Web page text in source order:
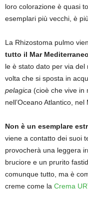
loro colorazione è quasi
esemplari più vecchi, è
La Rhizostoma pulmo
tutto il Mar Mediterraneo
le è stato dato per via
volta che si sposta in
pelagica (cioè che vive in
nell’Oceano Atlantico,
Non è un esemplare
viene a contatto dei suoi
provocherà una leggera
bruciore e un prurito
comunque tutto, ma è
creme come la Crema